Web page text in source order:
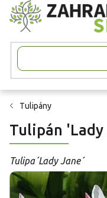
Přejít
na
obsah
Tulipány
Tulipán 'Lady
Tulipa´Lady Jane´